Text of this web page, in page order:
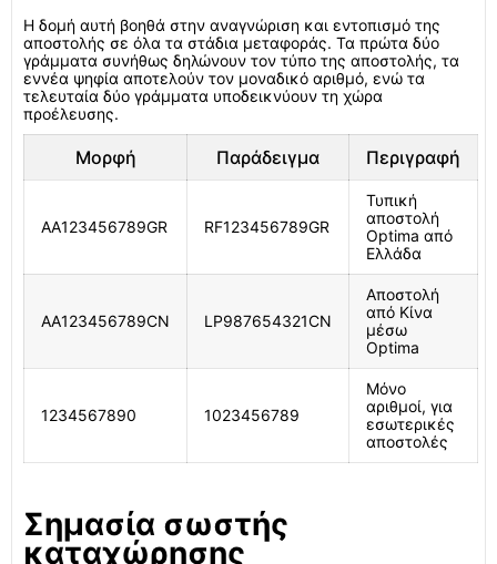
Η δομή αυτή βοηθά στην αναγνώριση και εντοπισμό της
αποστολής σε όλα τα στάδια μεταφοράς. Τα πρώτα δύο
γράμματα συνήθως δηλώνουν τον τύπο της αποστολής, τα
εννέα ψηφία αποτελούν τον μοναδικό αριθμό, ενώ τα
τελευταία δύο γράμματα υποδεικνύουν τη χώρα
προέλευσης.
Μορφή Παράδειγμα Περιγραφή
AA123456789GR RF123456789GR
Τυπική
αποστολή
Optima από
Ελλάδα
AA123456789CN LP987654321CN
Αποστολή
από Κίνα
μέσω
Optima
1234567890 1023456789
Μόνο
αριθμοί, για
εσωτερικές
αποστολές
Σημασία σωστής
καταχώρησης